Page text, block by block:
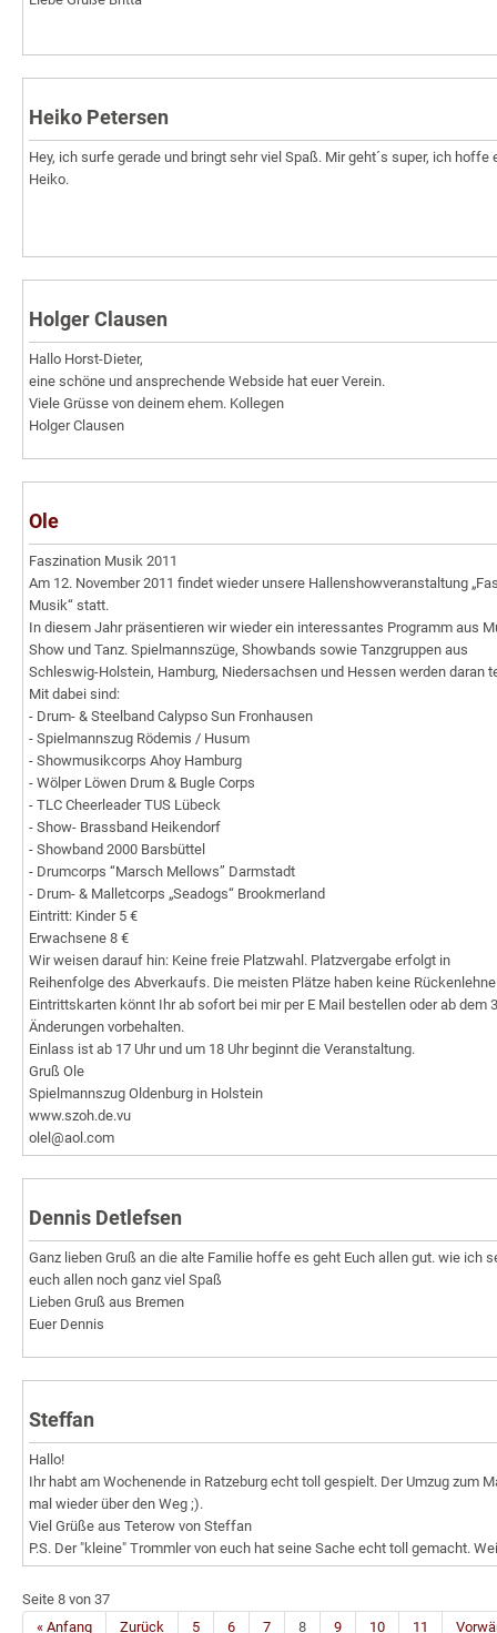
Heiko Petersen
Hey, ich surfe gerade und bringt sehr viel Spaß. Mir geht´s super, ich
Heiko.
Holger Clausen
Hallo Horst-Dieter,
eine schöne und ansprechende Webside hat euer Verein.
Viele Grüsse von deinem ehem. Kollegen
Holger Clausen
Ole
Faszination Musik 2011
Am 12. November 2011 findet wieder unsere Hallenshowveranstaltung
Musik“ statt.
In diesem Jahr präsentieren wir wieder ein interessantes Programm aus
Show und Tanz. Spielmannszüge, Showbands sowie Tanzgruppen aus
Schleswig-Holstein, Hamburg, Niedersachsen und Hessen werden daran
Mit dabei sind:
- Drum- & Steelband Calypso Sun Fronhausen
- Spielmannszug Rödemis / Husum
- Showmusikcorps Ahoy Hamburg
- Wölper Löwen Drum & Bugle Corps
- TLC Cheerleader TUS Lübeck
- Show- Brassband Heikendorf
- Showband 2000 Barsbüttel
- Drumcorps “Marsch Mellows” Darmstadt
- Drum- & Malletcorps „Seadogs“ Brookmerland
Eintritt: Kinder 5 €
Erwachsene 8 €
Wir weisen darauf hin: Keine freie Platzwahl. Platzvergabe erfolgt in
Reihenfolge des Abverkaufs. Die meisten Plätze haben keine
Eintrittskarten könnt Ihr ab sofort bei mir per E Mail bestellen oder ab
Änderungen vorbehalten.
Einlass ist ab 17 Uhr und um 18 Uhr beginnt die Veranstaltung.
Gruß Ole
Spielmannszug Oldenburg in Holstein
www.szoh.de.vu
olel@aol.com
Dennis Detlefsen
Ganz lieben Gruß an die alte Familie hoffe es geht Euch allen gut. wie
euch allen noch ganz viel Spaß
Lieben Gruß aus Bremen
Euer Dennis
Steffan
Hallo!
Ihr habt am Wochenende in Ratzeburg echt toll gespielt. Der Umzug
mal wieder über den Weg ;).
Viel Grüße aus Teterow von Steffan
P.S. Der "kleine" Trommler von euch hat seine Sache echt toll gemacht.
Seite 8 von 37
« Anfang
Zurück 5 6 7 8 9 10 11